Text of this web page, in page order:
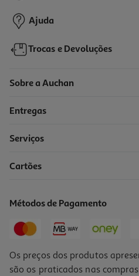
Ajuda
Trocas e Devoluções
Sobre a Auchan
Entregas
Serviços
Cartões
Métodos de Pagamento
Os preços dos produtos
são os praticados nas